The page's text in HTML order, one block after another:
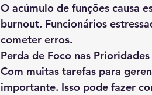
O acúmulo de funções causa
burnout. Funcionários
cometer erros.
Perda de Foco nas Prioridades
Com muitas tarefas para
importante. Isso pode fazer